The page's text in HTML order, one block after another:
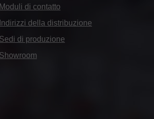
Moduli di contatto
Indirizzi della distribuzione
Sedi di produzione
Showroom